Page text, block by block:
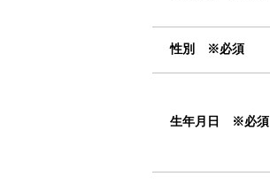
性別 ※必須
生年月日 ※必須